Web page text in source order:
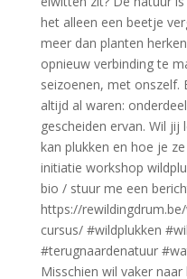
Misschien wil vaker